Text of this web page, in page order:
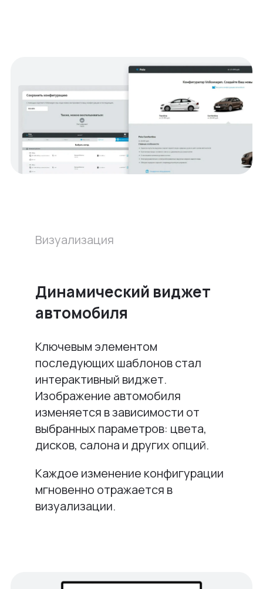
Визуализация
Динамический виджет
автомобиля
Ключевым элементом
последующих шаблонов стал
интерактивный виджет.
Изображение автомобиля
изменяется в зависимости от
выбранных параметров: цвета,
дисков, салона и других опций.
Каждое изменение конфигурации
мгновенно отражается в
визуализации.